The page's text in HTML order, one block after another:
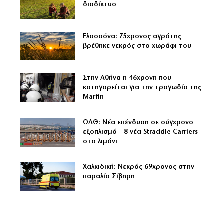
διαδίκτυο
Ελασσόνα: 75χρονος αγρότης
βρέθηκε νεκρός στο χωράφι του
Στην Αθήνα η 46χρονη που
κατηγορείται για την τραγωδία της
Marfin
ΟΛΘ: Νέα επένδυση σε σύγχρονο
εξοπλισμό – 8 νέα Straddle Carriers
στο λιμάνι
Χαλκιδική: Νεκρός 69χρονος στην
παραλία Σίβηρη